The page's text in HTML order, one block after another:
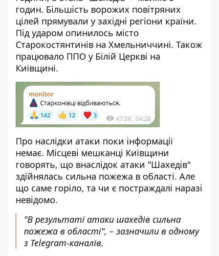
годин. Більшість ворожих повітряних
цілей прямували у західні регіони країни.
Під ударом опинилось місто
Старокостянтинів на Хмельниччині. Також
працювало ППО у Білій Церкві на
Київщині.
Про наслідки атаки поки інформації
немає. Місцеві мешканці Київщини
говорять, що внаслідок атаки "Шахедів"
здійнялась сильна пожежа в області. Але
що саме горіло, та чи є постраждалі наразі
невідомо.
"В результаті атаки шахедів сильна
пожежа в області", – зазначили в одному
з Telegram-каналів.